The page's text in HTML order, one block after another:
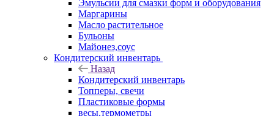
Эмульсии для смазки форм и оборудования
Маргарины
Масло растительное
Бульоны
Майонез,соус
Кондитерский инвентарь
Назад
Кондитерский инвентарь
Топперы, свечи
Пластиковые формы
весы,термометры